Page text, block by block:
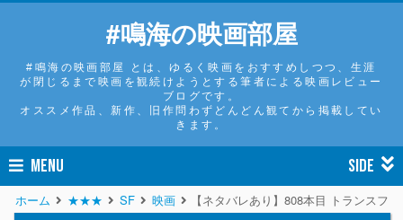
#鳴海の映画部屋
#鳴海の映画部屋 とは、ゆるく映画をおすすめしつつ、生涯
が閉じるまで映画を観続けようとする筆者による映画レビュー
ブログです。
オススメ作品、新作、旧作問わずどんどん観てから掲載してい
きます。
MENU SIDE
ホーム ★★★ SF 映画 【ネタバレあり】808本目 トランスフ